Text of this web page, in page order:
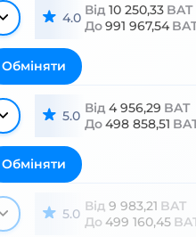
4.0 Від 10 250,33 BAT
До991 967,54
Обміняти
5.0 Від 4 956,29 BAT
До498 858,51
Обміняти
5.0 Від 9 983,21 BAT
До 499 160,45